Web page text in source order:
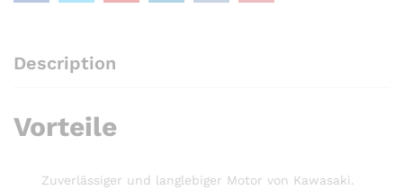
Description
Vorteile
Zuverlässiger und langlebiger Motor von Kawasaki.